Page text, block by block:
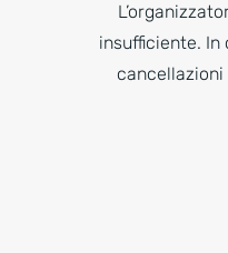
insufficiente. In
cancellazioni